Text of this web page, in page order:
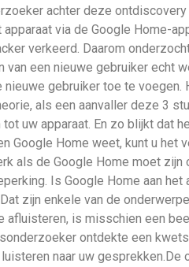
achter deze
via de Google Home-
verkeerd. Daarom
een nieuwe gebruiker echt
gebruiker toe te
als een aanvaller deze
uw apparaat. En zo blijkt dat
Google Home weet, kunt u
als de Google Home moet
Is Google Home aan
zijn enkele van de
is misschien een
ontdekte een
naar uw